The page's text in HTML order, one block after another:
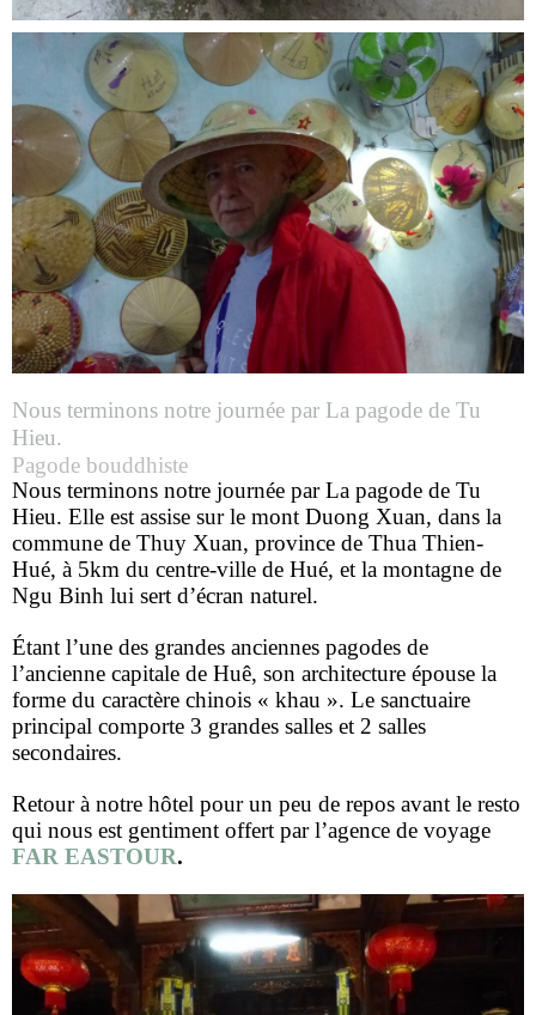
Nous terminons notre journée par La pagode de Tu
Hieu.
Pagode bouddhiste
Nous terminons notre journée par La pagode de Tu
Hieu. Elle est assise sur le mont Duong Xuan, dans la
commune de Thuy Xuan, province de Thua Thien-
Hué, à 5km du centre-ville de Hué, et la montagne de
Ngu Binh lui sert d’écran naturel.
Étant l’une des grandes anciennes pagodes de
l’ancienne capitale de Huê, son architecture épouse la
forme du caractère chinois « khau ». Le sanctuaire
principal comporte 3 grandes salles et 2 salles
secondaires.
Retour à notre hôtel pour un peu de repos avant le resto
qui nous est gentiment offert par l’agence de voyage
FAR EASTOUR.